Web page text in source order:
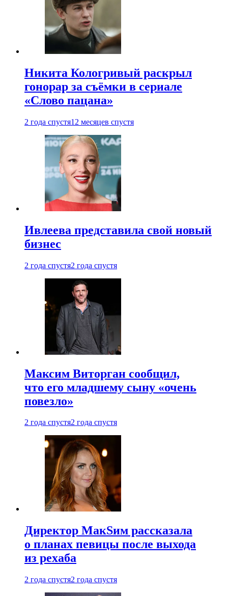
Никита Кологривый раскрыл
гонорар за съёмки в сериале
«Слово пацана»
2 года спустя12 месяцев спустя
Ивлеева представила свой новый
бизнес
2 года спустя2 года спустя
Максим Виторган сообщил,
что его младшему сыну «очень
повезло»
2 года спустя2 года спустя
Директор МакSим рассказала
о планах певицы после выхода
из рехаба
2 года спустя2 года спустя